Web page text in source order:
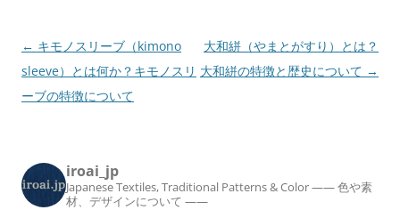
o
k
投
稿
ナ
ー
シ
← キモノスリーブ（kimono
sleeve）とは何か？キモノスリ
ーブの特徴について
大和絣（やまとがすり）とは？
大和絣の特徴と歴史について →
iroai_jp
Japanese Textiles, Traditional Patterns & Color—— 色や素
材、デザインについて ——